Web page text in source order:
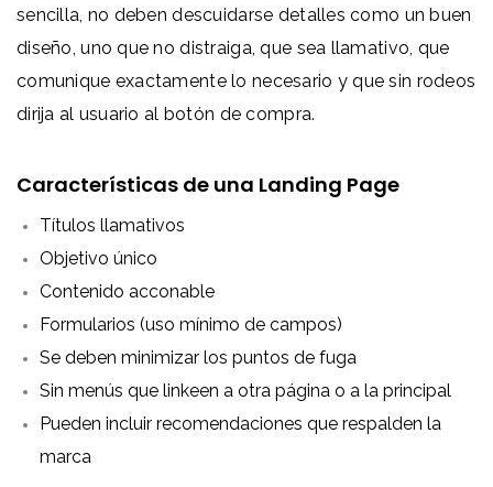
sencilla, no deben descuidarse detalles como un buen
diseño, uno que no distraiga, que sea llamativo, que
comunique exactamente lo necesario y que sin rodeos
dirija al usuario al botón de compra.
Características de una Landing Page
Títulos llamativos
Objetivo único
Contenido acconable
Formularios (uso mínimo de campos)
Se deben minimizar los puntos de fuga
Sin menús que linkeen a otra página o a la principal
Pueden incluir recomendaciones que respalden la
marca